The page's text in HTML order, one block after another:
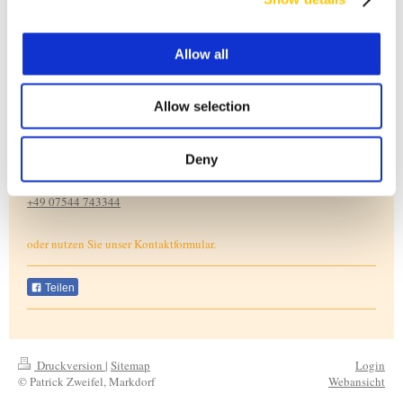
Allow all
Allow selection
Deny
Hier finden Sie uns
Hauptstr. 30
Kontakt
+49 07544 743344
oder nutzen Sie unser Kontaktformular.
Teilen
Druckversion | Sitemap
© Patrick Zweifel, Markdorf
Login
Webansicht